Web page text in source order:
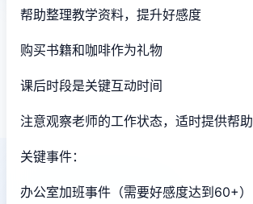
帮助整理教学资料，提升好感度
购买书籍和咖啡作为礼物
课后时段是关键互动时间
注意观察老师的工作状态，适时提供帮助
关键事件：
办公室加班事件（需要好感度达到60+）